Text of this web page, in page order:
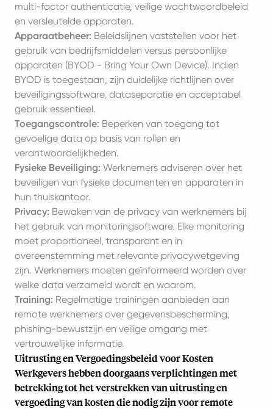
multi-factor authenticatie, veilige wachtwoordbeleid
en versleutelde apparaten.
Apparaatbeheer: Beleidslijnen vaststellen voor het
gebruik van bedrijfsmiddelen versus persoonlijke
apparaten (BYOD - Bring Your Own Device). Indien
BYOD is toegestaan, zijn duidelijke richtlijnen over
beveiligingssoftware, dataseparatie en acceptabel
gebruik essentieel.
Toegangscontrole: Beperken van toegang tot
gevoelige data op basis van rollen en
verantwoordelijkheden.
Fysieke Beveiliging: Werknemers adviseren over het
beveiligen van fysieke documenten en apparaten in
hun thuiskantoor.
Privacy: Bewaken van de privacy van werknemers bij
het gebruik van monitoringsoftware. Elke monitoring
moet proportioneel, transparant en in
overeenstemming met relevante privacywetgeving
zijn. Werknemers moeten geïnformeerd worden over
welke data verzameld wordt en waarom.
Training: Regelmatige trainingen aanbieden aan
remote werknemers over gegevensbescherming,
phishing-bewustzijn en veilige omgang met
vertrouwelijke informatie.
Uitrusting en Vergoedingsbeleid voor Kosten
Werkgevers hebben doorgaans verplichtingen met
betrekking tot het verstrekken van uitrusting en
vergoeding van kosten die nodig zijn voor remote